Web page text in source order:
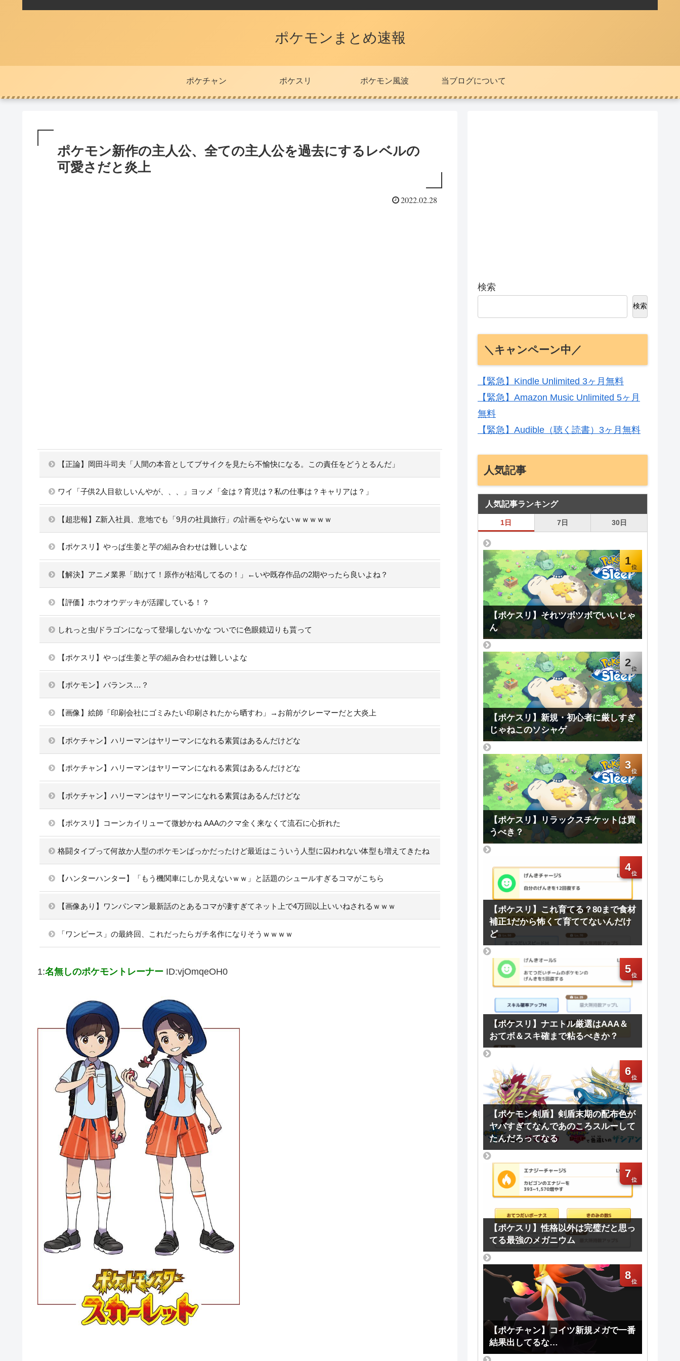
ポケモンまとめ速報
ポケチャン ポケスリ ポケモン風波 当ブログについて
ポケモン新作の主人公、全ての主人公を過去にするレベルの
可愛さだと炎上
2022.02.28
【正論】岡田斗司夫「人間の本音としてブサイクを見たら不愉快になる。この責任をどうとるんだ」
ワイ「子供2人目欲しいんやが、、、」ヨッメ「金は？育児は？私の仕事は？キャリアは？」
【超悲報】Z新入社員、意地でも「9月の社員旅行」の計画をやらないｗｗｗｗｗ
【ポケスリ】やっぱ生姜と芋の組み合わせは難しいよな
【解決】アニメ業界「助けて！原作が枯渇してるの！」←いや既存作品の2期やったら良いよね？
【評価】ホウオウデッキが活躍している！？
しれっと虫/ドラゴンになって登場しないかな ついでに色眼鏡辺りも貰って
【ポケスリ】やっぱ生姜と芋の組み合わせは難しいよな
【ポケモン】バランス…？
【画像】絵師「印刷会社にゴミみたい印刷されたから晒すわ」→お前がクレーマーだと大炎上
【ポケチャン】ハリーマンはヤリーマンになれる素質はあるんだけどな
【ポケチャン】ハリーマンはヤリーマンになれる素質はあるんだけどな
【ポケチャン】ハリーマンはヤリーマンになれる素質はあるんだけどな
【ポケスリ】コーンカイリューて微妙かね AAAのクマ全く来なくて流石に心折れた
格闘タイプって何故か人型のポケモンばっかだったけど最近はこういう人型に囚われない体型も増えてきたね
【ハンターハンター】「もう機関車にしか見えないｗｗ」と話題のシュールすぎるコマがこちら
【画像あり】ワンパンマン最新話のとあるコマが凄すぎてネット上で4万回以上いいねされるｗｗｗ
「ワンピース」の最終回、これだったらガチ名作になりそうｗｗｗｗ
1:名無しのポケモントレーナー ID:vjOmqeOH0
検索
検索
＼キャンペーン中／
【緊急】Kindle Unlimited 3ヶ月無料
【緊急】Amazon Music Unlimited 5ヶ月
無料
【緊急】Audible（聴く読書）3ヶ月無料
人気記事
人気記事ランキング
1日 7日 30日
1
【ポケスリ】それツボツボでいいじゃ
ん
2
【ポケスリ】新規・初心者に厳しすぎ
じゃねこのソシャゲ
3
【ポケスリ】リラックスチケットは買
うべき？
4
【ポケスリ】これ育てる？80まで食材
補正1だから怖くて育ててないんだけ
ど
5
【ポケスリ】ナエトル厳選はAAA＆
おてボ＆スキ確まで粘るべきか？
6
【ポケモン剣盾】剣盾末期の配布色が
ヤバすぎてなんであのころスルーして
たんだろってなる
7
【ポケスリ】性格以外は完璧だと思っ
てる最強のメガニウム
8
【ポケチャン】コイツ新規メガで一番
結果出してるな…